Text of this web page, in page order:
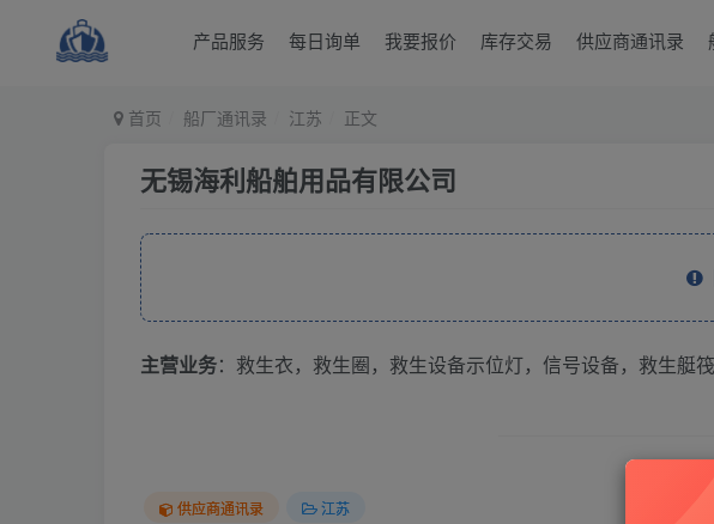
产品服务 每日询单 我要报价 库存交易 供应商通讯录
首页 船厂通讯录 江苏 正文
无锡海利船舶用品有限公司
主营业务：救生衣，救生圈，救生设备示位灯，信号设备，救生艇筏
供应商通讯录 江苏